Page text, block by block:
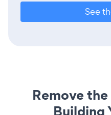
See
Remove
Building